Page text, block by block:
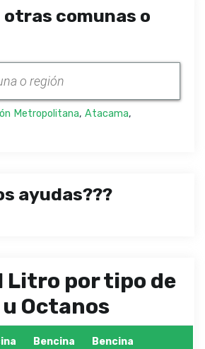
otras comunas o
Metropolitana, Atacama,
ayudas???
Litro por tipo de
Octanos
Bencina
Bencina